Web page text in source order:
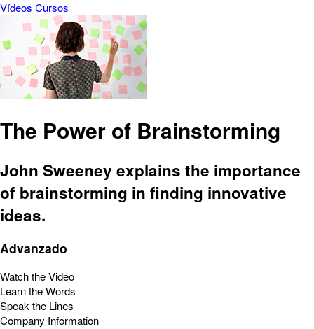
Vídeos Cursos
The Power of Brainstorming
John Sweeney explains the importance
of brainstorming in finding innovative
ideas.
Advanzado
Watch the Video
Learn the Words
Speak the Lines
Company Information